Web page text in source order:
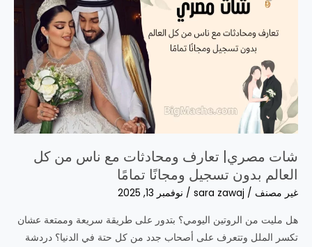
BigMache.com
2025
شات مصري| تعارف ومحادثات مع ناس من كل
العالم بدون تسجيل ومجانًا تمامًا
غير مصنف /
sara zawaj
/ نوفمبر 13, 2025
هل مليت من الروتين اليومي؟ بتدور على طريقة سريعة وممتعة عشان
تكسر الملل وتتعرف على أصحاب جدد من كل حتة في الدنيا؟ دردشة